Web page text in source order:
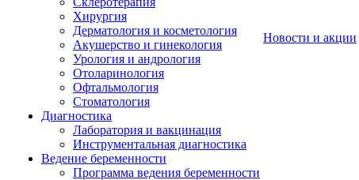
Хирургия
Дерматология и косметология
Акушерство и гинекология
Урология и андрология
Отоларинология
Офтальмология
Стоматология
Диагностика
Лаборатория и вакцинация
Инструментальная диагностика
Ведение беременности
Программа ведения беременности
Новости и акции